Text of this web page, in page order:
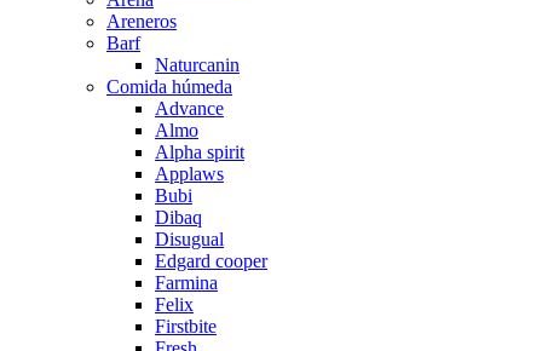
Areneros
Barf
Naturcanin
Comida húmeda
Advance
Almo
Alpha spirit
Applaws
Bubi
Dibaq
Disugual
Edgard cooper
Farmina
Felix
Firstbite